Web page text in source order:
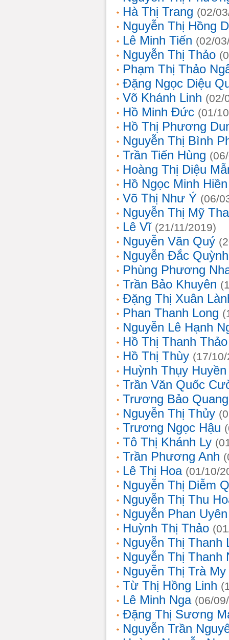
Hà Thị Trang (02/
Nguyễn Thị Hồng
Lê Minh Tiến (02/
Nguyễn Thị Thảo
Phạm Thị Thảo
Đặng Ngọc Diệu
Võ Khánh Linh (02/
Hồ Minh Đức (01/
Hồ Thị Phương
Nguyễn Thị Bình
Trần Tiến Hùng
Hoàng Thị Diệu
Hồ Ngọc Minh Hiền
Võ Thị Như Ý (06/
Nguyễn Thị Mỹ
Lê Vĩ (21/11/2019)
Nguyễn Văn Quý
Nguyễn Đắc
Phùng Phương
Trần Bảo Khuyên
Đặng Thị Xuân
Phan Thanh Long
Nguyễn Lê Hạnh
Hồ Thị Thanh Thảo
Hồ Thị Thùy (17/
Huỳnh Thụy
Trần Văn Quốc
Trương Bảo
Nguyễn Thị Thủy
Trương Ngọc Hậu
Tô Thị Khánh Ly
Trần Phương Anh
Lê Thị Hoa (01/10/
Nguyễn Thị Diễm
Nguyễn Thị Thu
Nguyễn Phan
Huỳnh Thị Thảo
Nguyễn Thị Thanh
Nguyễn Thị Thanh
Nguyễn Thị Trà My
Từ Thị Hồng Linh
Lê Minh Nga (06/
Đặng Thị Sương
Nguyễn Trần